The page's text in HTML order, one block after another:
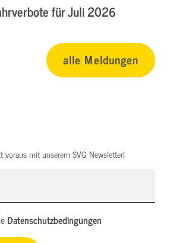
für Juli 2026
alle Meldungen
voraus mit unserem SVG Newsletter!
Datenschutzbedingungen